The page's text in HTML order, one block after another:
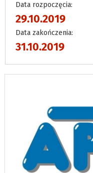
Data rozpoczęcia:
29.10.2019
Data zakończenia:
31.10.2019